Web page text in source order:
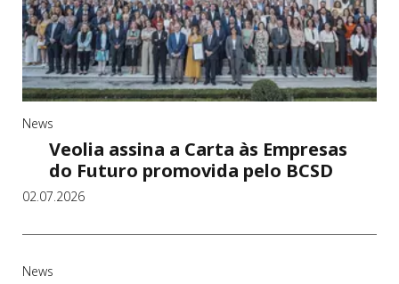
News
Veolia assina a Carta às Empresas
do Futuro promovida pelo BCSD
02.07.2026
News